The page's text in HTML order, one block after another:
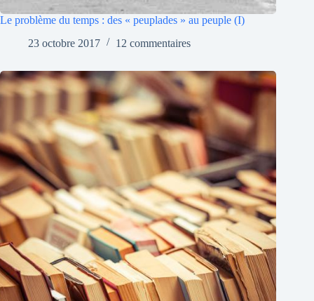
Le problème du temps : des « peuplades » au peuple (I)
23 octobre 2017
12 commentaires